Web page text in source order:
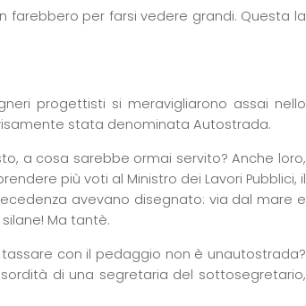
farebbero per farsi vedere grandi. Questa la
progettisti si meravigliarono assai nello
stata denominata Autostrada.
a cosa sarebbe ormai servito? Anche loro,
più voti al Ministro dei Lavori Pubblici, il
avevano disegnato: via dal mare e
Ma tantè.
con il pedaggio non è unautostrada?
di una segretaria del sottosegretario,